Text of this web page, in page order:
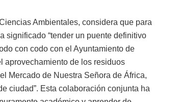
Ambientales, considera que para
significado “tender un puente definitivo
con codo con el Ayuntamiento de
aprovechamiento de los residuos
Mercado de Nuestra Señora de África,
ciudad”. Esta colaboración conjunta ha